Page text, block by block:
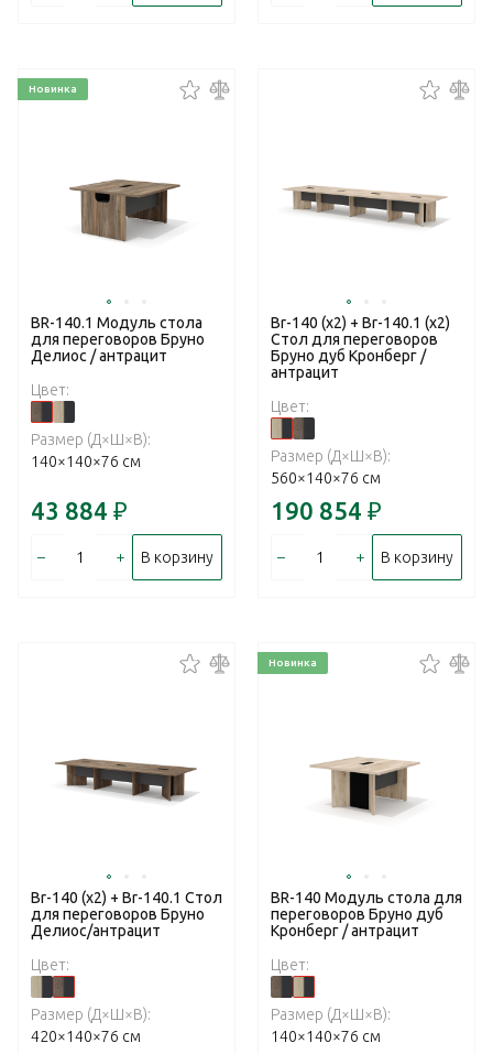
Новинка
BR-140.1 Модуль стола
для переговоров Бруно
Делиос / антрацит
Цвет:
Размер (Д×Ш×В):
140×140×76 см
43 884 ₽
– + В корзину
Br-140 (x2) + Br-140.1 (x2)
Стол для переговоров
Бруно дуб Кронберг /
антрацит
Цвет:
Размер (Д×Ш×В):
560×140×76 см
190 854 ₽
– + В корзину
Br-140 (x2) + Br-140.1 Стол
для переговоров Бруно
Делиос/антрацит
Цвет:
Размер (Д×Ш×В):
420×140×76 см
Новинка
BR-140 Модуль стола для
переговоров Бруно дуб
Кронберг / антрацит
Цвет:
Размер (Д×Ш×В):
140×140×76 см